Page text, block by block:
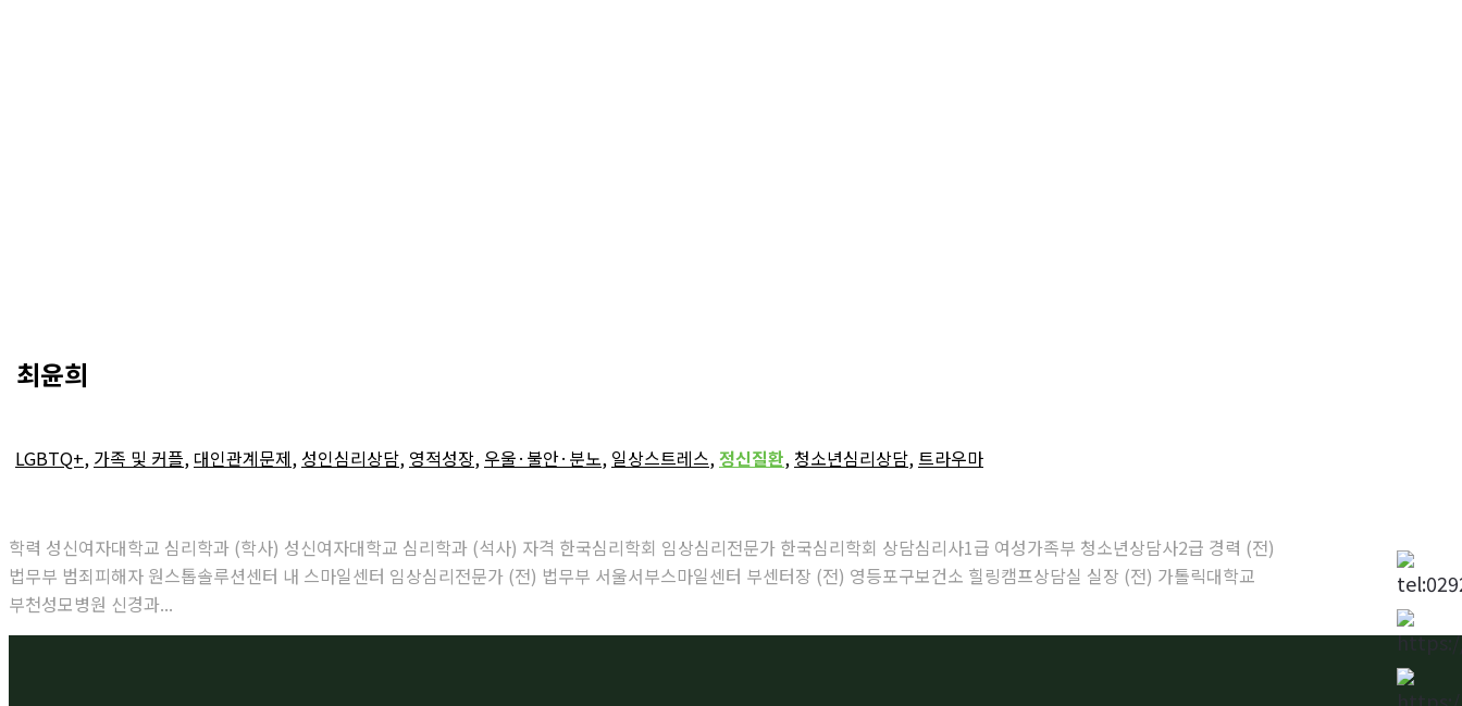
최윤희
LGBTQ+, 가족 및 커플, 대인관계문제, 성인심리상담, 영적성장, 우울·불안·분노, 일상스트레스, 정신질환, 청소년심리상담, 트라우마
학력 성신여자대학교 심리학과 (학사) 성신여자대학교 심리학과 (석사) 자격 한국심리학회 임상심리전문가 한국심리학회 상담심리사1급 여성가족부 청소년상담사2급 경력 (전)
법무부 범죄피해자 원스톱솔루션센터 내 스마일센터 임상심리전문가 (전) 법무부 서울서부스마일센터 부센터장 (전) 영등포구보건소 힐링캠프상담실 실장 (전) 가톨릭대학교
부천성모병원 신경과...